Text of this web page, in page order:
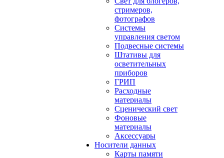
стримеров,
фотографов
Системы
управления светом
Подвесные системы
Штативы для
осветительных
приборов
ГРИП
Расходные
материалы
Сценический свет
Фоновые
материалы
Аксессуары
Носители данных
Карты памяти